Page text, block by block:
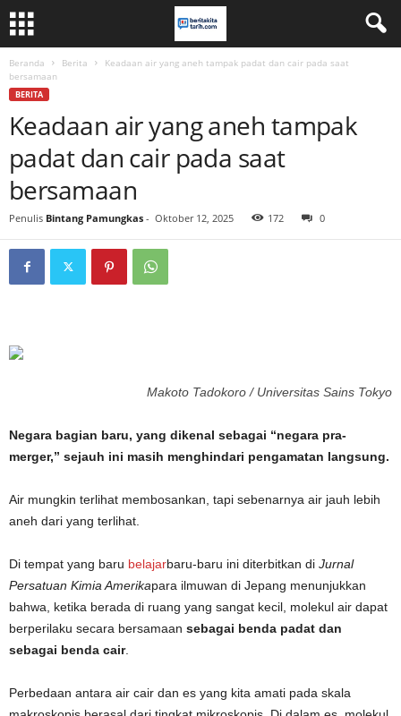
Beranda Berita
Keadaan air yang aneh tampak padat dan cair pada saat
bersamaan
BERITA
Keadaan air yang aneh tampak
padat dan cair pada saat
bersamaan
Penulis Bintang Pamungkas - Oktober 12, 2025 172 0
Makoto Tadokoro / Universitas Sains Tokyo
Negara bagian baru, yang dikenal sebagai “negara pra-
merger,” sejauh ini masih menghindari pengamatan langsung.
Air mungkin terlihat membosankan, tapi sebenarnya air jauh lebih
aneh dari yang terlihat.
Di tempat yang baru belajarbaru-baru ini diterbitkan di Jurnal
Persatuan Kimia Amerikapara ilmuwan di Jepang menunjukkan
bahwa, ketika berada di ruang yang sangat kecil, molekul air dapat
berperilaku secara bersamaan sebagai benda padat dan
sebagai benda cair.
Perbedaan antara air cair dan es yang kita amati pada skala